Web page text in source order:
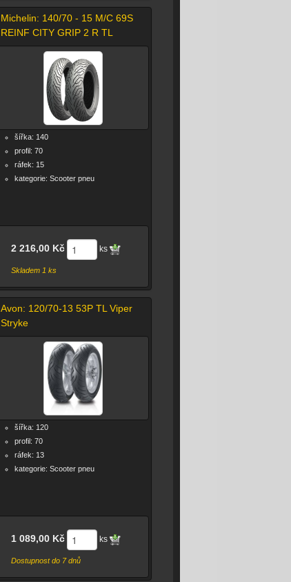
Michelin: 140/70 - 15 M/C 69S
REINF CITY GRIP 2 R TL
šířka: 140
profil: 70
ráfek: 15
kategorie: Scooter pneu
2 216,00 Kč ks
Skladem 1 ks
Avon: 120/70-13 53P TL Viper
Stryke
šířka: 120
profil: 70
ráfek: 13
kategorie: Scooter pneu
1 089,00 Kč ks
Dostupnost do 7 dnů